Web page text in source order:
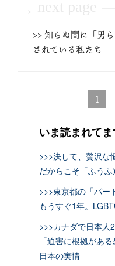
>> 知らぬ間に「男
されている私たち
1
いま読まれて
>>>決して、贅沢な
だからこそ「ふう
>>>東京都の「パー
もうすぐ1年。
>>>カナダで日本人
「迫害に根拠があ
日本の実情